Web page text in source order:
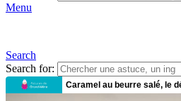
Menu
Search
Search for: